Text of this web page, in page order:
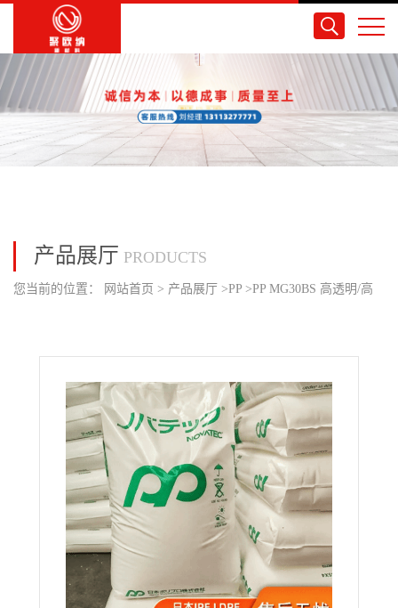
产品展厅 PRODUCTS
您当前的位置： 网站首页 > 产品展厅 >PP >PP MG30BS 高透明/高